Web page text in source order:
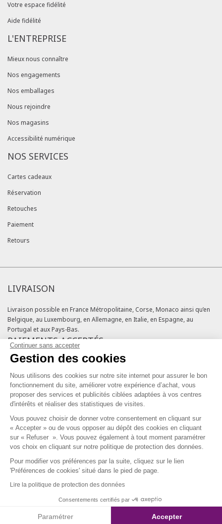
Continuer sans accepter
Gestion des cookies
Nous utilisons des cookies sur notre site internet pour assurer le bon
fonctionnement du site, améliorer votre expérience d’achat, vous
proposer des services et publicités ciblées adaptées à vos centres
d'intérêts et réaliser des statistiques de visites.
Vous pouvez choisir de donner votre consentement en cliquant sur
« Accepter » ou de vous opposer au dépôt des cookies en cliquant
sur « Refuser ». Vous pouvez également à tout moment paramétrer
vos choix en cliquant sur notre politique de protection des données.
Pour modifier vos préférences par la suite, cliquez sur le lien
'Préférences de cookies' situé dans le pied de page.
Lire la politique de protection des données
Consentements certifiés par
Paramétrer Accepter
Votre espace fidélité
Aide fidélité
L'ENTREPRISE
Mieux nous connaître
Nos engagements
Nos emballages
Nous rejoindre
Nos magasins
Accessibilité numérique
NOS SERVICES
Cartes cadeaux
Réservation
Retouches
Paiement
Retours
LIVRAISON
Livraison possible en France Métropolitaine, Corse, Monaco ainsi qu’en
Belgique, au Luxembourg, en Allemagne, en Italie, en Espagne, au
Portugal et aux Pays-Bas.
PAIEMENTS ACCEPTÉS
Cartes bancaires
Cartes cadeaux
Chèques fidélité
NOS ENGAGEMENTS QUALITÉ
SERVICE CLIENT & FIDÉLITÉ
Du lundi au vendredi de 10h à 18h
Coût d'un appel local, appel non surtaxé.